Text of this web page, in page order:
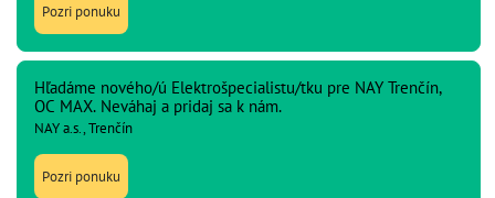
Pozri ponuku
Hľadáme nového/ú Elektrošpecialistu/tku pre NAY Trenčín,
OC MAX. Neváhaj a pridaj sa k nám.
NAY a.s., Trenčín
Pozri ponuku